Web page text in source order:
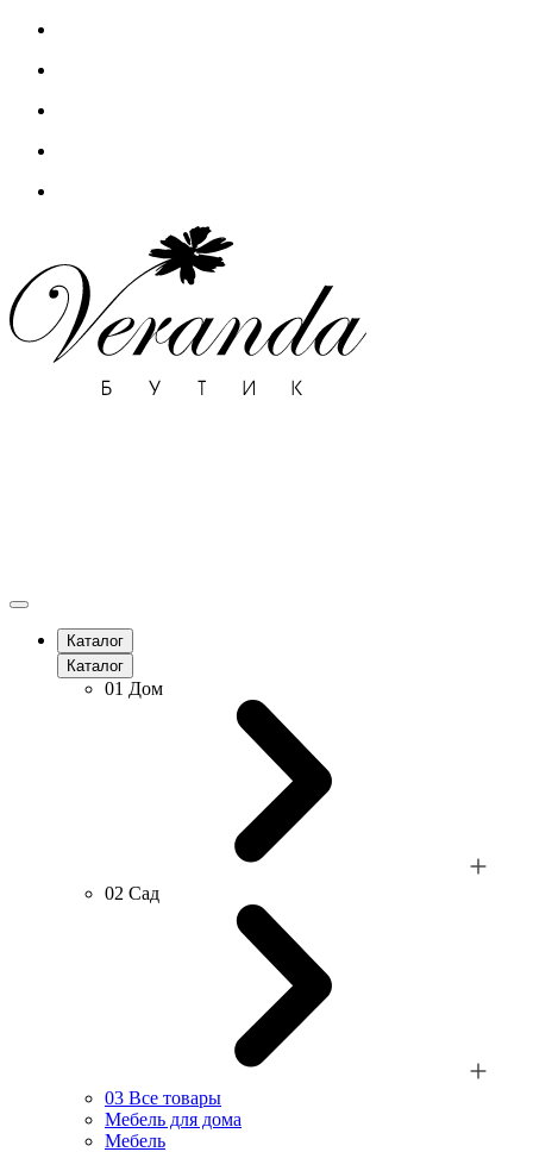
Каталог
Каталог
01 Дом
02 Сад
03 Все товары
Мебель для дома
Мебель